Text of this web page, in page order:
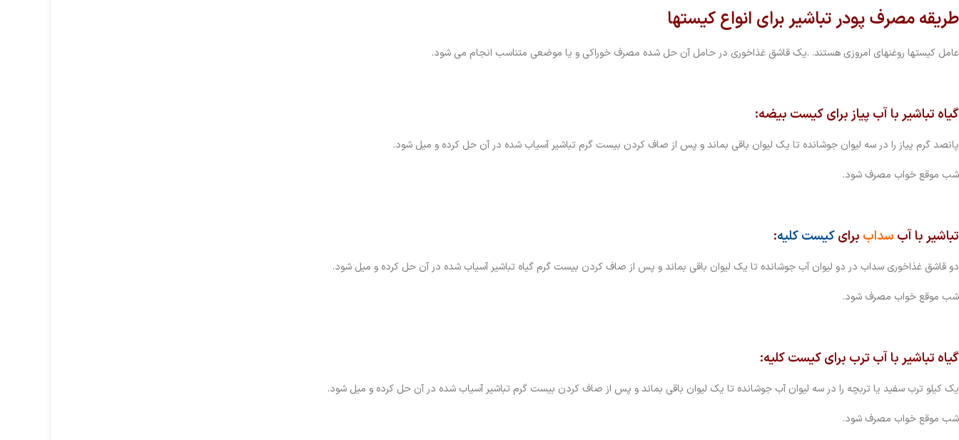
طریقه مصرف پودر تباشیر برای انواع کیستها
عامل کیستها روغنهای امروزی هستند. .یک قاشق غذاخوری در حامل آن حل شده مصرف خوراکی و یا موضعی متناسب انجام می شود.
گیاه تباشیر با آب پیازبرای کیست بیضه:
پانصد گرم پیاز را در سه لیوان جوشانده تا یک لیوان باقی بماند و پس از صاف کردن بیست گرم تباشیر آسیاب شده در آن حل کرده و میل شود.
شب موقع خواب مصرف شود.
تباشیر با آب سداب برایکیست کلیه:
دو قاشق غذاخوری سداب در دو لیوان آب جوشانده تا یک لیوان باقی بماند و پس از صاف کردن بیست گرم گیاه تباشیر آسیاب شده در آن حل کرده و میل شود.
شب موقع خواب مصرف شود.
گیاه تباشیر با آب ترب برای کیست کلیه:
یک کیلو ترب سفید یا تربچه را در سه لیوان آب جوشانده تا یک لیوان باقی بماند و پس از صاف کردن بیست گرم تباشیر آسیاب شده در آن حل کرده و میل شود.
شب موقع خواب مصرف شود.